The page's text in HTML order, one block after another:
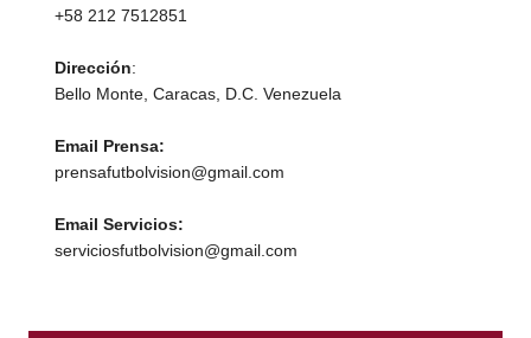
+58 212 7512851
Dirección:
Bello Monte, Caracas, D.C. Venezuela
Email Prensa:
prensafutbolvision@gmail.com
Email Servicios:
serviciosfutbolvision@gmail.com